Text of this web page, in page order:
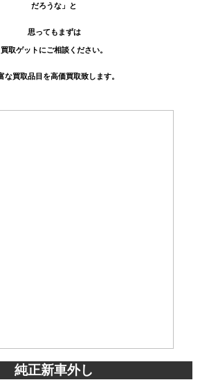
だろうな」と
思ってもまずは
買取ゲットにご相談ください。
な買取品目を高価買取致します。
純正新車外し